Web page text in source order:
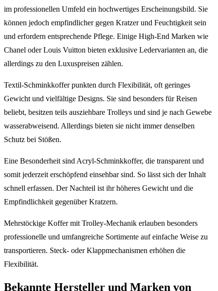
im professionellen Umfeld ein hochwertiges Erscheinungsbild. Sie
können jedoch empfindlicher gegen Kratzer und Feuchtigkeit sein
und erfordern entsprechende Pflege. Einige High-End Marken wie
Chanel oder Louis Vuitton bieten exklusive Ledervarianten an, die
allerdings zu den Luxuspreisen zählen.
Textil-Schminkkoffer punkten durch Flexibilität, oft geringes
Gewicht und vielfältige Designs. Sie sind besonders für Reisen
beliebt, besitzen teils ausziehbare Trolleys und sind je nach Gewebe
wasserabweisend. Allerdings bieten sie nicht immer denselben
Schutz bei Stößen.
Eine Besonderheit sind Acryl-Schminkkoffer, die transparent und
somit jederzeit erschöpfend einsehbar sind. So lässt sich der Inhalt
schnell erfassen. Der Nachteil ist ihr höheres Gewicht und die
Empfindlichkeit gegenüber Kratzern.
Mehrstöckige Koffer mit Trolley-Mechanik erlauben besonders
professionelle und umfangreiche Sortimente auf einfache Weise zu
transportieren. Steck- oder Klappmechanismen erhöhen die
Flexibilität.
Bekannte Hersteller und Marken von